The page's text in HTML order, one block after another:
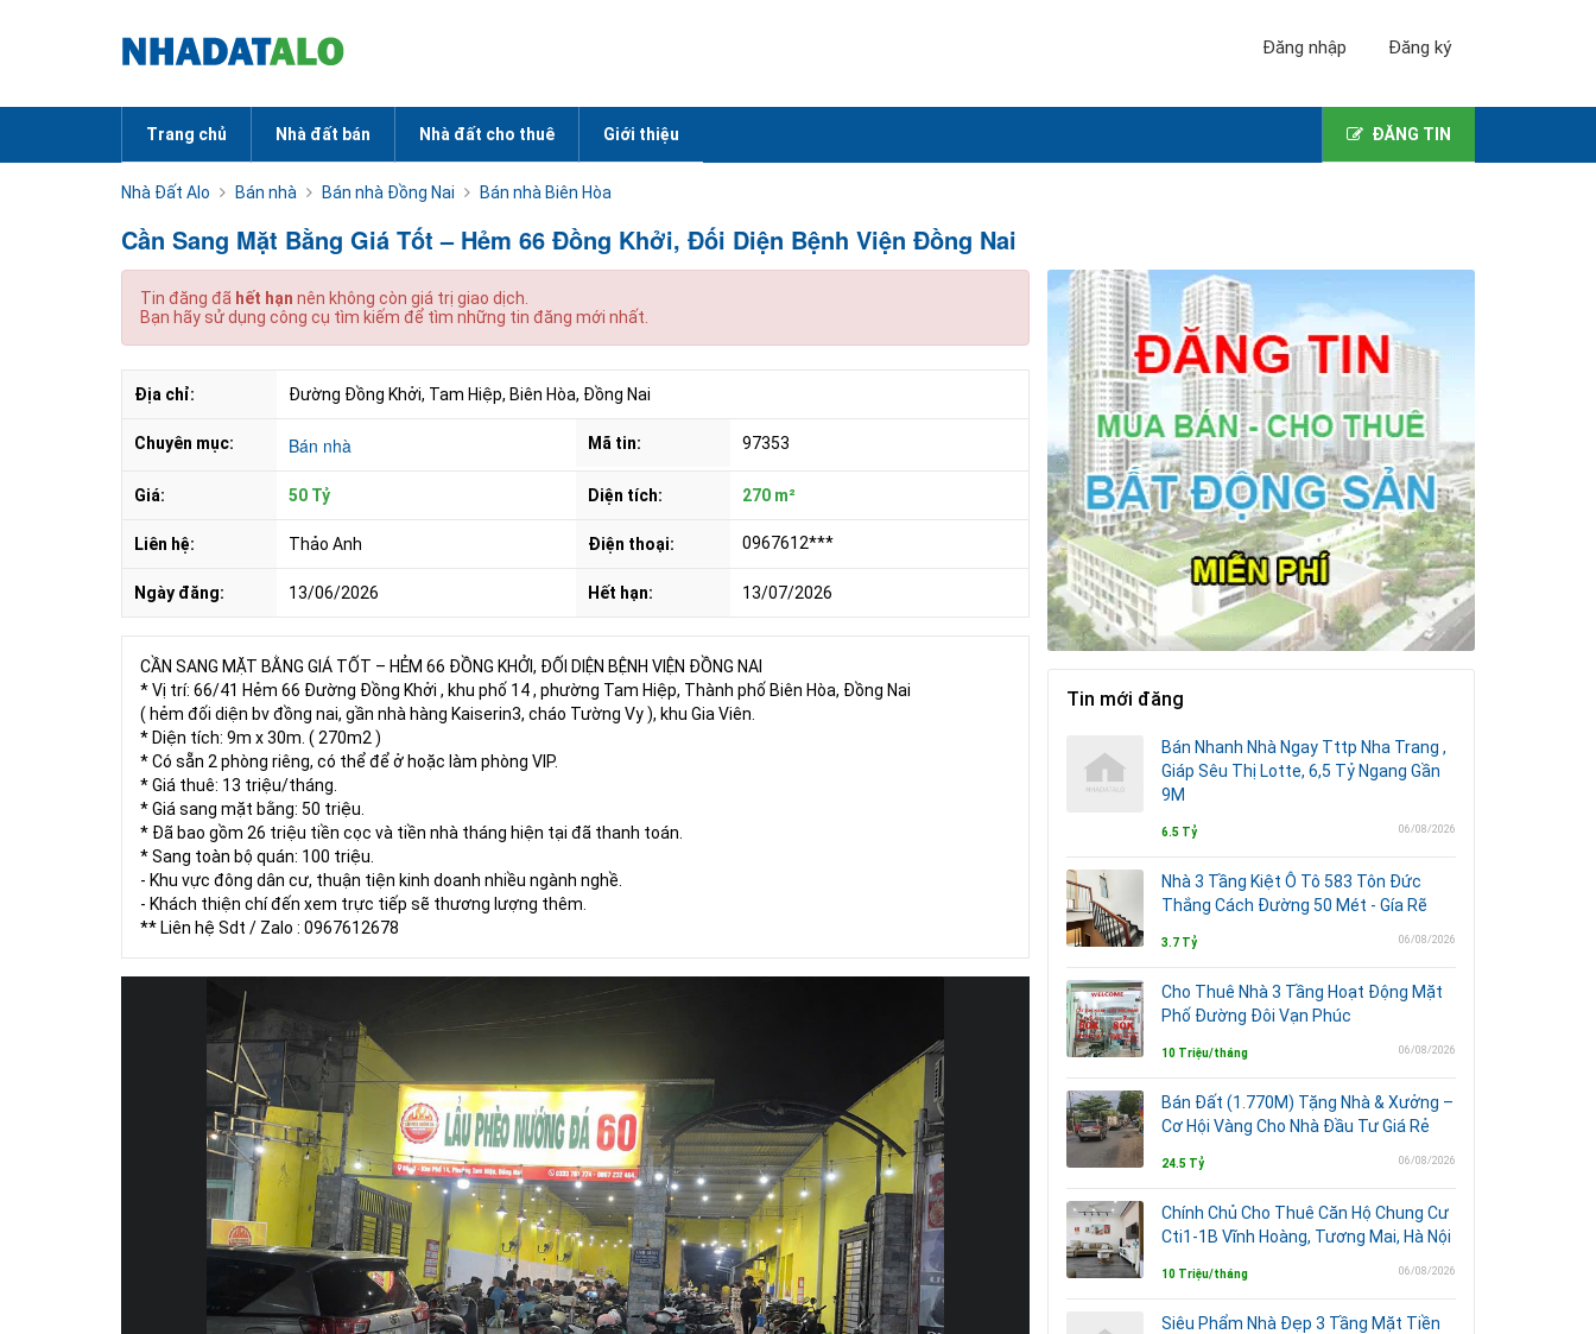
Đăng nhập Đăng ký
Trang chủ Nhà đất bán Nhà đất cho thuê Giới thiệu ĐĂNG TIN
Nhà Đất Alo Bán nhà Bán nhà Đồng Nai Bán nhà Biên Hòa
Cần Sang Mặt Bằng Giá Tốt – Hẻm 66 Đồng Khởi, Đối Diện Bệnh Viện Đồng Nai
Tin đăng đã hết hạn nên không còn giá trị giao dịch.
Bạn hãy sử dụng công cụ tìm kiếm để tìm những tin đăng mới nhất.
Địa chỉ: Đường Đồng Khởi, Tam Hiệp, Biên Hòa, Đồng Nai
Chuyên mục: Bán nhà Mã tin: 97353
Giá: 50 Tỷ Diện tích: 270 m²
Liên hệ: Thảo Anh Điện thoại: 0967612***
Ngày đăng: 13/06/2026 Hết hạn: 13/07/2026
CẦN SANG MẶT BẰNG GIÁ TỐT – HẺM 66 ĐỒNG KHỞI, ĐỐI DIỆN BỆNH VIỆN ĐỒNG NAI
* Vị trí: 66/41 Hẻm 66 Đường Đồng Khởi , khu phố 14 , phường Tam Hiệp, Thành phố Biên Hòa, Đồng Nai
( hẻm đối diện bv đồng nai, gần nhà hàng Kaiserin3, cháo Tường Vy ), khu Gia Viên.
* Diện tích: 9m x 30m. ( 270m2 )
* Có sẵn 2 phòng riêng, có thể để ở hoặc làm phòng VIP.
* Giá thuê: 13 triệu/tháng.
* Giá sang mặt bằng: 50 triệu.
* Đã bao gồm 26 triệu tiền cọc và tiền nhà tháng hiện tại đã thanh toán.
* Sang toàn bộ quán: 100 triệu.
- Khu vực đông dân cư, thuận tiện kinh doanh nhiều ngành nghề.
- Khách thiện chí đến xem trực tiếp sẽ thương lượng thêm.
** Liên hệ Sdt / Zalo : 0967612678
Tin mới đăng
Bán Nhanh Nhà Ngay Tttp Nha Trang ,
Giáp Sêu Thị Lotte, 6,5 Tỷ Ngang Gần
9M
6.5 Tỷ 06/08/2026
Nhà 3 Tầng Kiệt Ô Tô 583 Tôn Đức
Thắng Cách Đường 50 Mét - Gía Rẽ
3.7 Tỷ 06/08/2026
Cho Thuê Nhà 3 Tầng Hoạt Động Mặt
Phố Đường Đôi Vạn Phúc
10 Triệu/tháng 06/08/2026
Bán Đất (1.770M) Tặng Nhà & Xưởng –
Cơ Hội Vàng Cho Nhà Đầu Tư Giá Rẻ
24.5 Tỷ 06/08/2026
Chính Chủ Cho Thuê Căn Hộ Chung Cư
Cti1-1B Vĩnh Hoàng, Tương Mai, Hà Nội
10 Triệu/tháng 06/08/2026
Siêu Phẩm Nhà Đẹp 3 Tầng Mặt Tiền